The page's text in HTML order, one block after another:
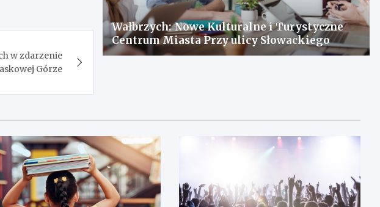
w zdarzenie
Górze
Wałbrzych: Nowe Kulturalne i Turystyczne
Centrum Miasta Przy ulicy Słowackiego